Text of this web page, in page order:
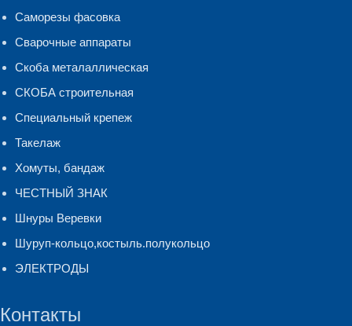
Саморезы фасовка
Сварочные аппараты
Скоба металаллическая
СКОБА строительная
Специальный крепеж
Такелаж
Хомуты, бандаж
ЧЕСТНЫЙ ЗНАК
Шнуры Веревки
Шуруп-кольцо,костыль.полукольцо
ЭЛЕКТРОДЫ
Контакты